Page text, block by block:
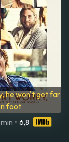
he won't get far
foot
min • 6,8